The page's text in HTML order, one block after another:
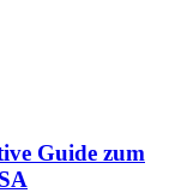
Guide zum